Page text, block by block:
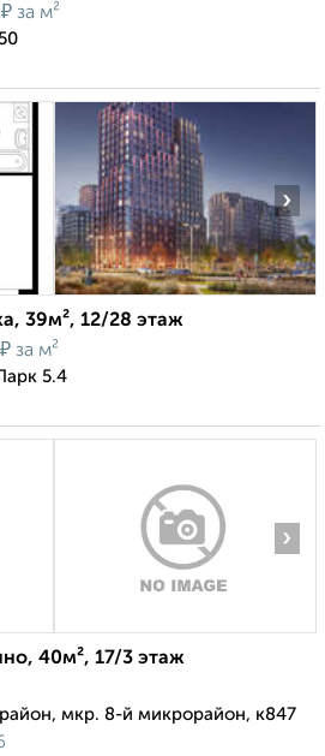
₽ за м²
›
39м², 12/28 этаж
₽ за м²
5.4
›
40м², 17/3 этаж
мкр. 8-й микрорайон, к847